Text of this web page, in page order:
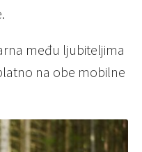
među ljubiteljima
na obe mobilne